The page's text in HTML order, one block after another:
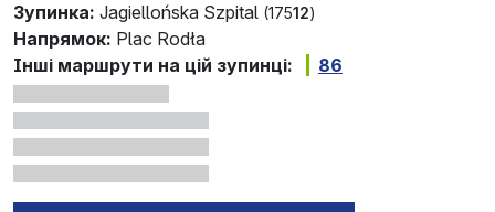
Зупинка: Jagiellońska Szpital (17512)
Напрямок: Plac Rodła
Інші маршрути на цій зупинці:
86